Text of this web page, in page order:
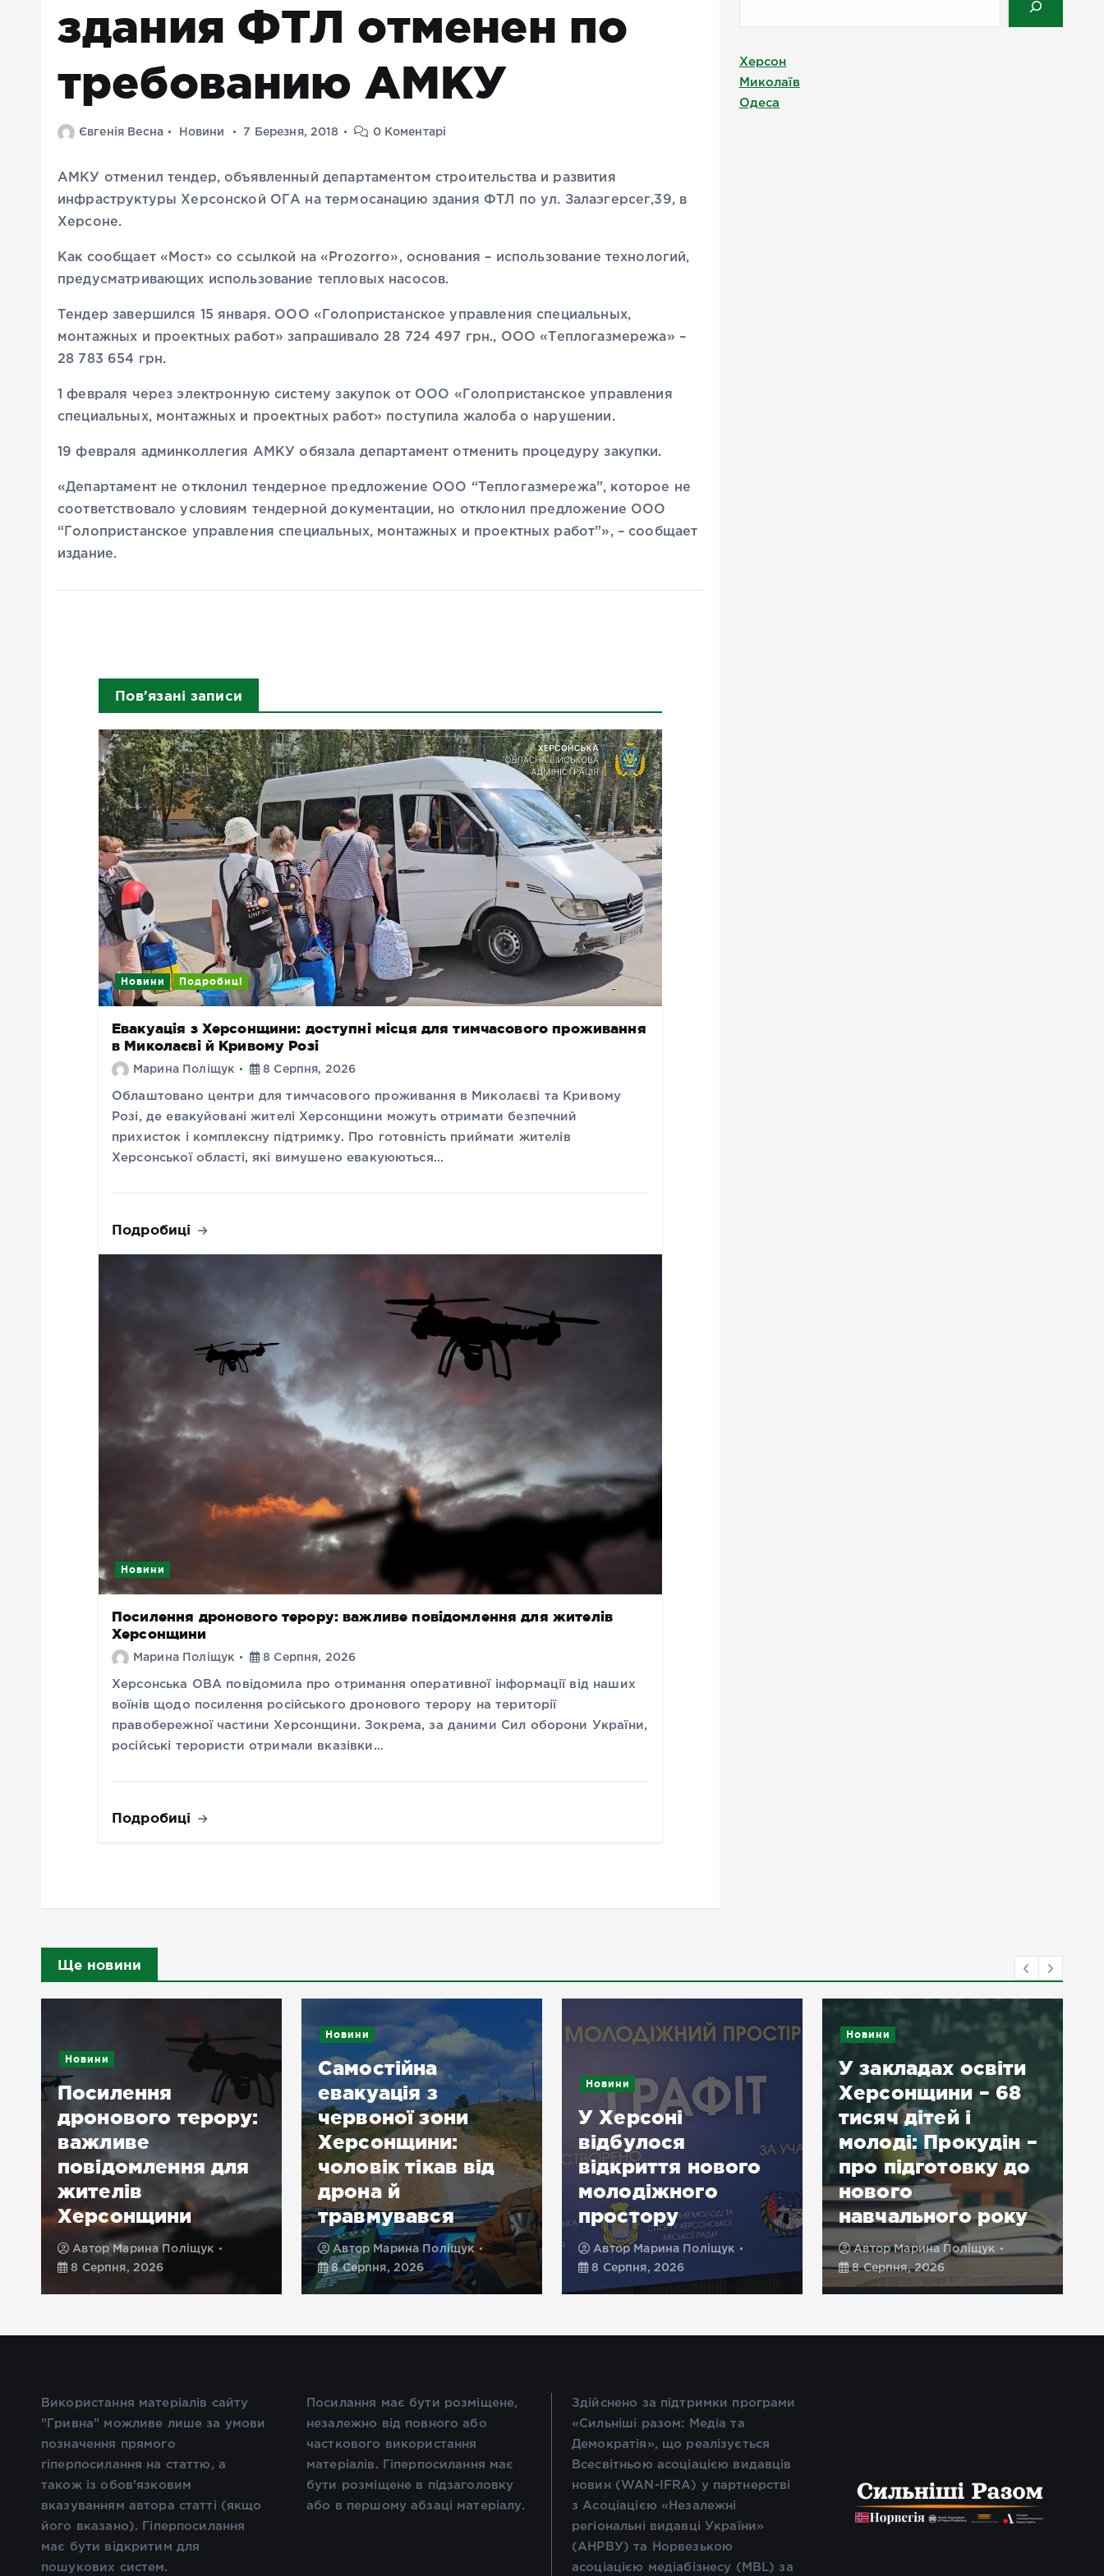
здания ФТЛ отменен по
требованию АМКУ
Євгенія Весна Новини 7 Березня, 2018 0 Коментарі
АМКУ отменил тендер, объявленный департаментом строительства и развития
инфраструктуры Херсонской ОГА на термосанацию здания ФТЛ по ул. Залаэгерсег,39, в
Херсоне.
Как сообщает «Мост» со ссылкой на «Prozorro», основания – использование технологий,
предусматривающих использование тепловых насосов.
Тендер завершился 15 января. ООО «Голопристанское управления специальных,
монтажных и проектных работ» запрашивало 28 724 497 грн., ООО «Теплогазмережа» –
28 783 654 грн.
1 февраля через электронную систему закупок от ООО «Голопристанское управления
специальных, монтажных и проектных работ» поступила жалоба о нарушении.
19 февраля админколлегия АМКУ обязала департамент отменить процедуру закупки.
«Департамент не отклонил тендерное предложение ООО “Теплогазмережа”, которое не
соответствовало условиям тендерной документации, но отклонил предложение ООО
“Голопристанское управления специальных, монтажных и проектных работ”», – сообщает
издание.
Пов'язані записи
Новини Подробиці
Евакуація з Херсонщини: доступні місця для тимчасового проживання
в Миколаєві й Кривому Розі
Марина Поліщук 8 Серпня, 2026
Облаштовано центри для тимчасового проживання в Миколаєві та Кривому
Розі, де евакуйовані жителі Херсонщини можуть отримати безпечний
прихисток і комплексну підтримку. Про готовність приймати жителів
Херсонської області, які вимушено евакуюються…
Подробиці
Новини
Посилення дронового терору: важливе повідомлення для жителів
Херсонщини
Марина Поліщук 8 Серпня, 2026
Херсонська ОВА повідомила про отримання оперативної інформації від наших
воїнів щодо посилення російського дронового терору на території
правобережної частини Херсонщини. Зокрема, за даними Сил оборони України,
російські терористи отримали вказівки…
Подробиці
Херсон
Миколаїв
Одеса
Ще новини
Новини
Посилення
дронового терору:
важливе
повідомлення для
жителів
Херсонщини
Автор Марина Поліщук
8 Серпня, 2026
Новини
Самостійна
евакуація з
червоної зони
Херсонщини:
чоловік тікав від
дрона й
травмувався
Автор Марина Поліщук
8 Серпня, 2026
Новини
У Херсоні
відбулося
відкриття нового
молодіжного
простору
Автор Марина Поліщук
8 Серпня, 2026
Новини
У закладах освіти
Херсонщини – 68
тисяч дітей і
молоді: Прокудін –
про підготовку до
нового
навчального року
АвторМарина Поліщук
8 Серпня, 2026
Використання матеріалів сайту
"Гривна" можливе лише за умови
позначення прямого
гіперпосилання на статтю, а
також із обов'язковим
вказуванням автора статті (якщо
його вказано). Гіперпосилання
має бути відкритим для
пошукових систем.
Посилання має бути розміщене,
незалежно від повного або
часткового використання
матеріалів. Гіперпосилання має
бути розміщене в підзаголовку
або в першому абзаці матеріалу.
Здійснено за підтримки програми
«Сильніші разом: Медіа та
Демократія», що реалізується
Всесвітньою асоціацією видавців
новин (WAN-IFRA) у партнерстві
з Асоціацією «Незалежні
регіональні видавці України»
(АНРВУ) та Норвезькою
асоціацією медіабізнесу (MBL) за